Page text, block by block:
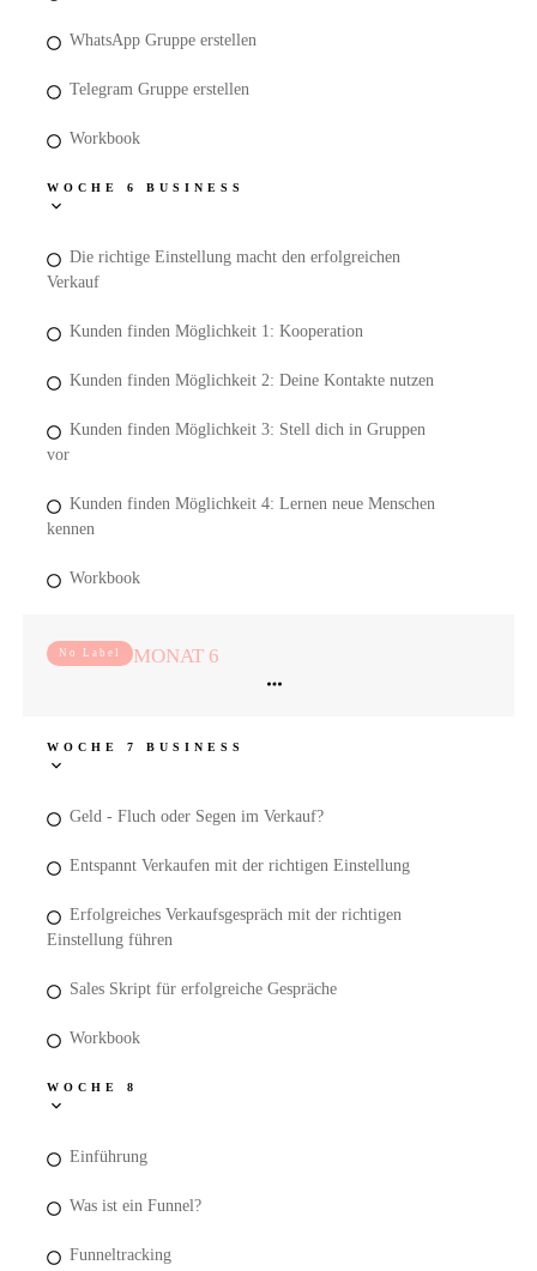
WhatsApp Gruppe erstellen
Telegram Gruppe erstellen
Workbook
WOCHE 6 BUSINESS
Die richtige Einstellung macht den erfolgreichen
Verkauf
Kunden finden Möglichkeit 1: Kooperation
Kunden finden Möglichkeit 2: Deine Kontakte nutzen
Kunden finden Möglichkeit 3: Stell dich in Gruppen
vor
Kunden finden Möglichkeit 4: Lernen neue Menschen
kennen
Workbook
No Label MONAT 6
WOCHE 7 BUSINESS
Geld - Fluch oder Segen im Verkauf?
Entspannt Verkaufen mit der richtigen Einstellung
Erfolgreiches Verkaufsgespräch mit der richtigen
Einstellung führen
Sales Skript für erfolgreiche Gespräche
Workbook
WOCHE 8
Einführung
Was ist ein Funnel?
Funneltracking